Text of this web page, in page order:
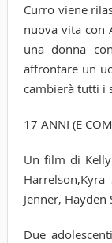
Curro viene
nuova vita con
una donna
affrontare un
cambierà tutti i
17 ANNI (E
Un film di
Jenner, Hayden
Due